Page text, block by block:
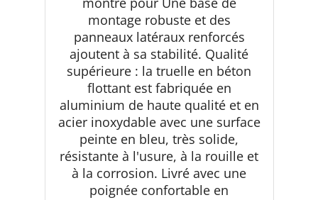
montage robuste et des
panneaux latéraux renforcés
ajoutent à sa stabilité. Qualité
supérieure : la truelle en béton
flottant est fabriquée en
aluminium de haute qualité et en
acier inoxydable avec une surface
peinte en bleu, très solide,
résistante à l'usure, à la rouille et
à la corrosion. Livré avec une
poignée confortable en